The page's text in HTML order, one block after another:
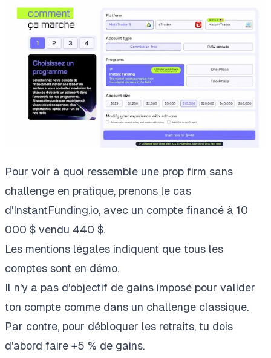
Pour voir à quoi ressemble une prop firm sans
challenge en pratique, prenons le cas
d'InstantFunding.io, avec un compte financé à 10
000 $ vendu 440 $.
Les mentions légales indiquent que tous les
comptes sont en démo.
Il n'y a pas d'objectif de gains imposé pour valider
ton compte comme dans un challenge classique.
Par contre, pour débloquer les retraits, tu dois
d'abord faire +5 % de gains.